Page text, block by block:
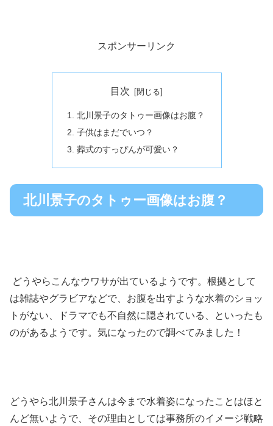
スポンサーリンク
目次
北川景子のタトゥー画像はお腹？
子供はまだでいつ？
葬式のすっぴんが可愛い？
北川景子のタトゥー画像はお腹？
どうやらこんなウワサが出ているようです。根拠として
は雑誌やグラビアなどで、お腹を出すような水着のショッ
トがない、ドラマでも不自然に隠されている、といったも
のがあるようです。気になったので調べてみました！
どうやら北川景子さんは今まで水着姿になったことはほと
んど無いようで、その理由としては事務所のイメージ戦略